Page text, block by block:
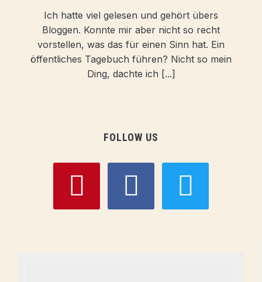
Ich hatte viel gelesen und gehört übers
Bloggen. Konnte mir aber nicht so recht
vorstellen, was das für einen Sinn hat. Ein
öffentliches Tagebuch führen? Nicht so mein
Ding, dachte ich [...]
FOLLOW US